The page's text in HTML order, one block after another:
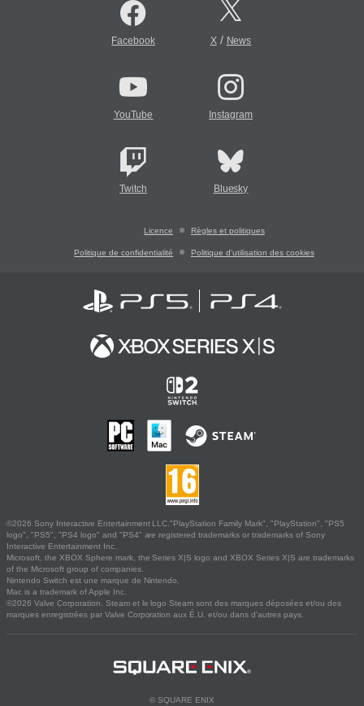
Facebook X/ News
YouTube Instagram
Twitch Bluesky
Licence Règles et politiques
Politique de confidentialité Politique d'utilisation des cookies
©2026 Sony Interactive Entertainment LLC."PlayStation Family Mark", "PlayStation", "PS5
logo", "PS5", "PS4 logo" and "PS4" are registered trademarks or trademarks of Sony
Interactive Entertainment Inc.
Microsoft, the XBOX Sphere mark, the Series X|S logo and XBOX Series X|S are trademarks
of the Microsoft group of companies.
Nintendo Switch est une marque de Nintendo.
Mac is a trademark of Apple Inc.
©2026 Valve Corporation. Steam et le logo Steam sont des marques déposées et/ou des
marques enregistrées par Valve Corporation aux É.U. et/ou dans d'autres pays.
© SQUARE ENIX